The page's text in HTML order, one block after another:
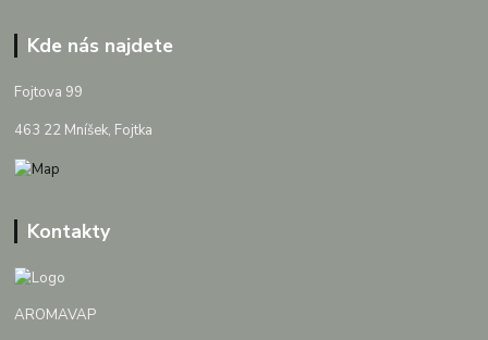
Kde nás najdete
Fojtova 99
463 22 Mníšek, Fojtka
Kontakty
AROMAVAP